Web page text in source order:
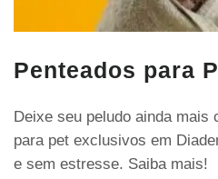
Penteados para
Deixe seu peludo ainda mais
para pet exclusivos em
e sem estresse. Saiba mais!